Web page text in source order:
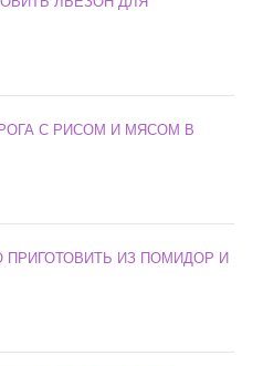
С РИСОМ И МЯСОМ В
ИЗ ПОМИДОР И